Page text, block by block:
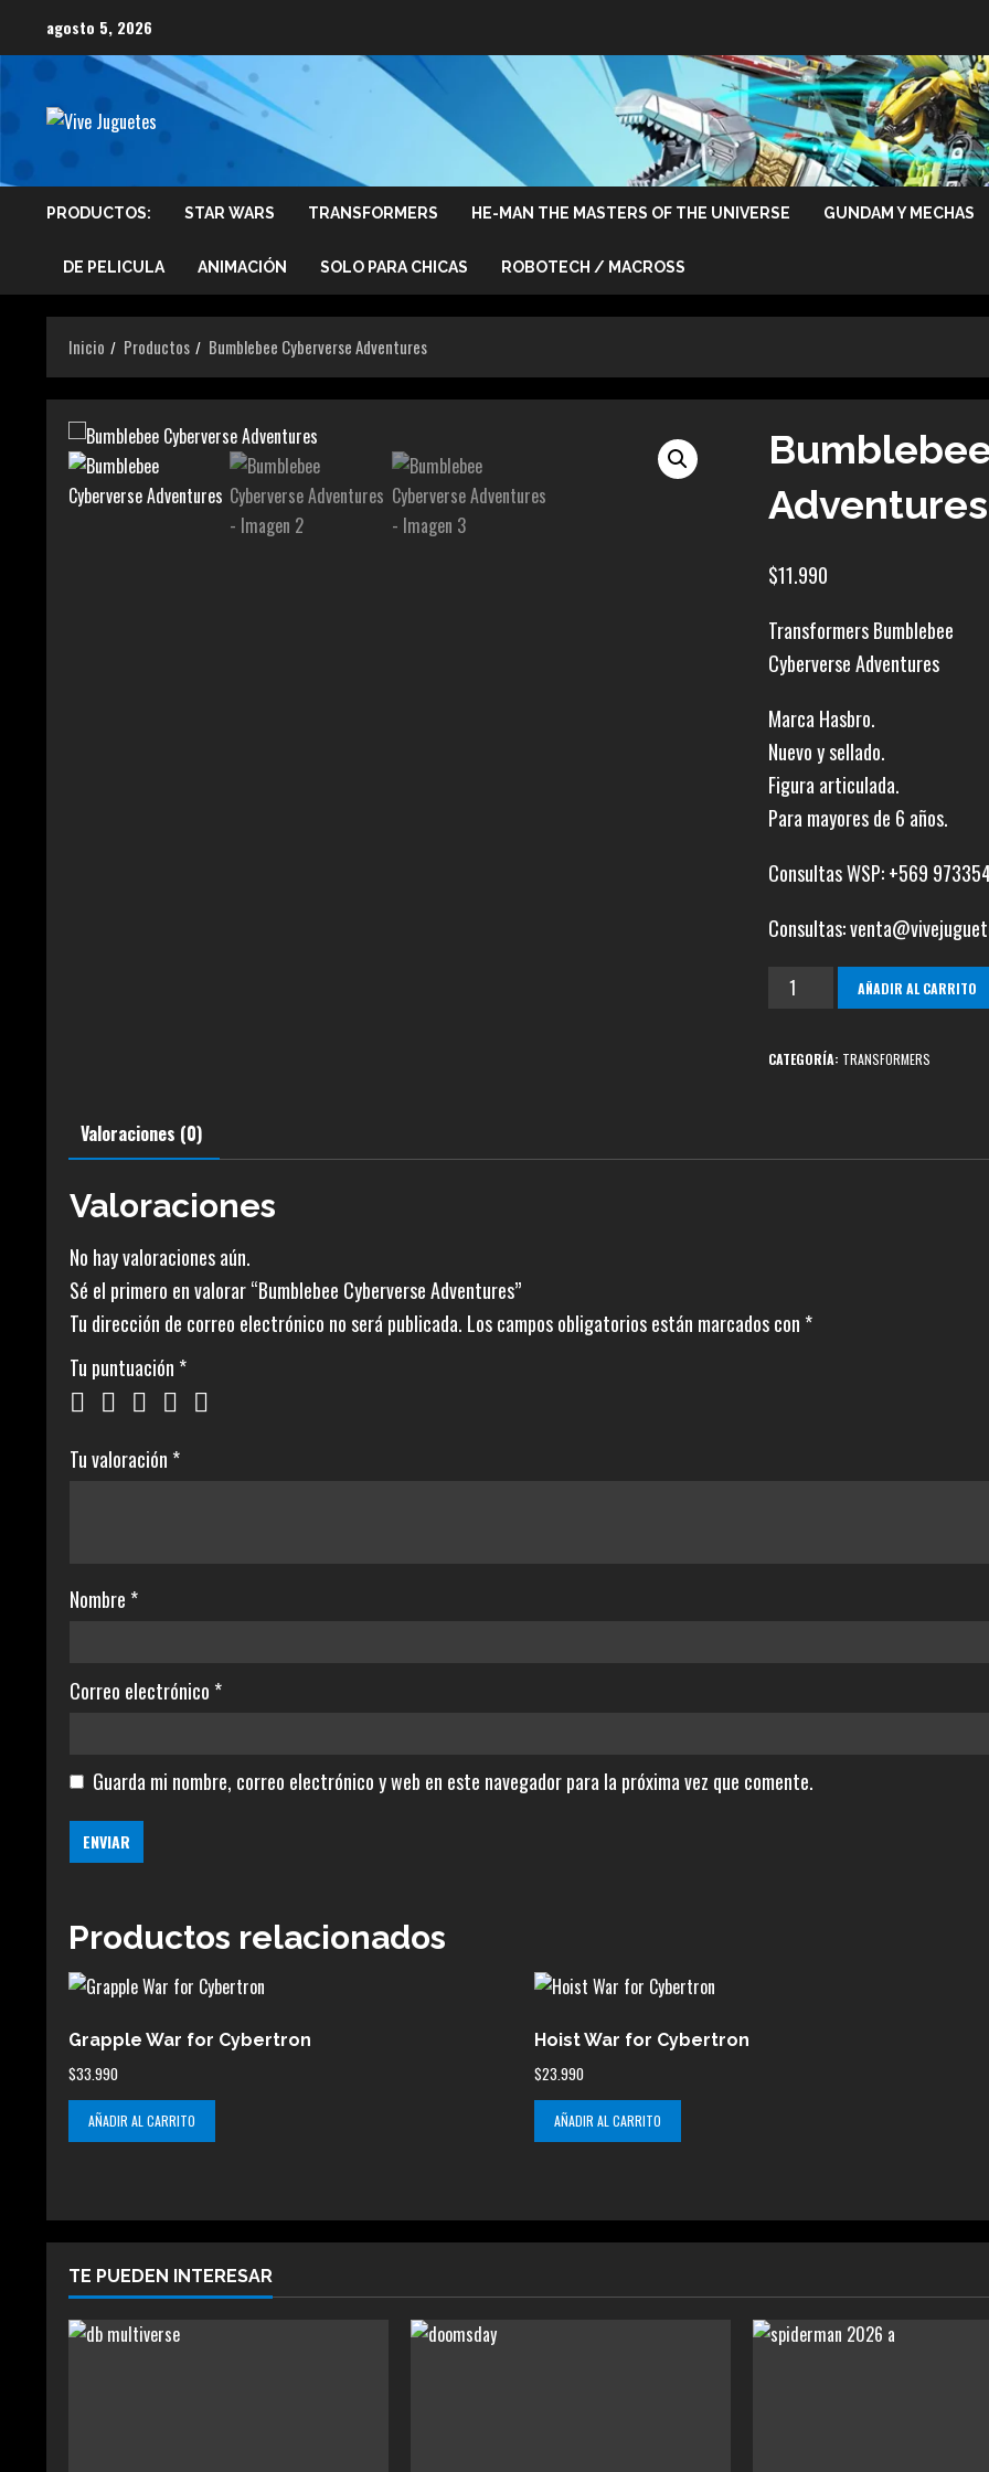
contenido
agosto 5, 2026
PRODUCTOS: STAR WARS TRANSFORMERS HE-MAN THE MASTERS OF THE UNIVERSE GUNDAM Y MECHAS
DE PELICULA ANIMACIÓN SOLO PARA CHICAS ROBOTECH / MACROSS
Inicio Productos Bumblebee Cyberverse Adventures
Adventures
$11.990
Transformers Bumblebee
Cyberverse Adventures
Marca Hasbro.
Nuevo y sellado.
Figura articulada.
Para mayores de 6 años.
Consultas WSP: +569
Consultas:
Bumblebee
Cyberverse
Adventures
AÑADIR AL CARRITO
CATEGORÍA: TRANSFORMERS
Valoraciones (0)
Valoraciones
No hay valoraciones aún.
Sé el primero en valorar “Bumblebee Cyberverse Adventures”
Tu dirección de correo electrónico no será publicada. Los campos obligatorios están marcados con *
Tu puntuación *
Tu valoración *
Nombre *
Correo electrónico *
Guarda mi nombre, correo electrónico y web en este navegador para la próxima vez que comente.
Productos relacionados
Grapple War for Cybertron
$33.990
AÑADIR AL CARRITO
Hoist War for Cybertron
$23.990
AÑADIR AL CARRITO
TE PUEDEN INTERESAR